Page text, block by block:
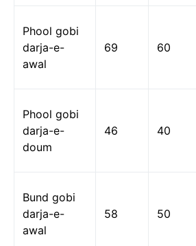
Phool gobi
darja-e-
awal
69 60
Phool gobi
darja-e-
doum
46 40
Bund gobi
darja-e-
awal
58 50